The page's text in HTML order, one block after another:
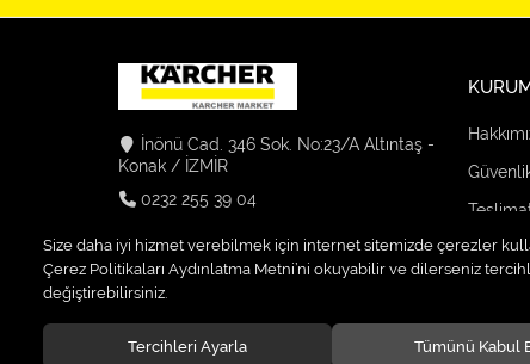
İnönü Cad. 346 Sok. No:23/A Altıntaş -
Konak / İZMİR
0232 255 39 04
Kargo
Size daha iyi hizmet verebilmek için internet sitemizde çerezler
Çerez Politikaları Aydınlatma Metni’ni okuyabilir ve dilerseniz
değiştirebilirsiniz.
Tercihleri Ayarla Tümünü Kabul